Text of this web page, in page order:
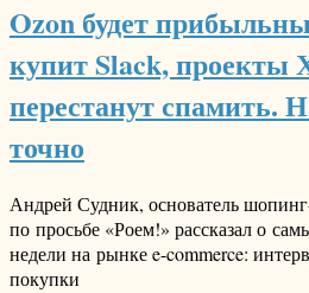
Ozon будет
купит Slack, проекты
перестанут спамить.
точно
Андрей Судник, основатель
по просьбе «Роем!» рассказал о
недели на рынке e-commerce:
покупки